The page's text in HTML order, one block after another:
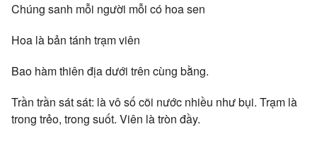
Chúng sanh mỗi người mỗi có hoa sen
Hoa là bản tánh trạm viên
Bao hàm thiên địa dưới trên cùng bằng.
Trần trần sát sát: là vô số cõi nước nhiều như bụi. Trạm là
trong trẻo, trong suốt. Viên là tròn đầy.